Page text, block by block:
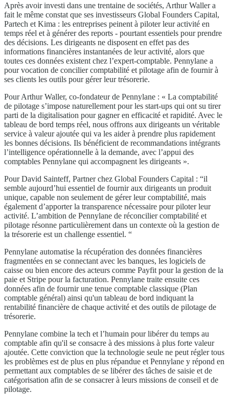
Après avoir investi dans une trentaine de sociétés, Arthur Waller a
fait le même constat que ses investisseurs Global Founders Capital,
Partech et Kima : les entreprises peinent à piloter leur activité en
temps réel et à générer des reports - pourtant essentiels pour prendre
des décisions. Les dirigeants ne disposent en effet pas des
informations financières instantanées de leur activité, alors que
toutes ces données existent chez l’expert-comptable. Pennylane a
pour vocation de concilier comptabilité et pilotage afin de fournir à
ses clients les outils pour gérer leur trésorerie.
Pour Arthur Waller, co-fondateur de Pennylane : « La comptabilité
de pilotage s’impose naturellement pour les start-ups qui ont su tirer
parti de la digitalisation pour gagner en efficacité et rapidité. Avec le
tableau de bord temps réel, nous offrons aux dirigeants un véritable
service à valeur ajoutée qui va les aider à prendre plus rapidement
les bonnes décisions. Ils bénéficient de recommandations intégrants
l’intelligence opérationnelle à la demande, avec l’appui des
comptables Pennylane qui accompagnent les dirigeants ».
Pour David Sainteff, Partner chez Global Founders Capital : “il
semble aujourd’hui essentiel de fournir aux dirigeants un produit
unique, capable non seulement de gérer leur comptabilité, mais
également d’apporter la transparence nécessaire pour piloter leur
activité. L’ambition de Pennylane de réconcilier comptabilité et
pilotage résonne particulièrement dans un contexte où la gestion de
la trésorerie est un challenge essentiel. “
Pennylane automatise la récupération des données financières
fragmentées en se connectant avec les banques, les logiciels de
caisse ou bien encore des acteurs comme Payfit pour la gestion de la
paie et Stripe pour la facturation. Pennylane traite ensuite ces
données afin de fournir une tenue comptable classique (Plan
comptable général) ainsi qu'un tableau de bord indiquant la
rentabilité financière de chaque activité et des outils de pilotage de
trésorerie.
Pennylane combine la tech et l’humain pour libérer du temps au
comptable afin qu'il se consacre à des missions à plus forte valeur
ajoutée. Cette conviction que la technologie seule ne peut régler tous
les problèmes est de plus en plus répandue et Pennylane y répond en
permettant aux comptables de se libérer des tâches de saisie et de
catégorisation afin de se consacrer à leurs missions de conseil et de
pilotage.